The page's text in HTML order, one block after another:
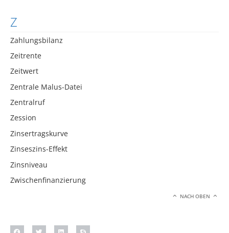
Z
Zahlungsbilanz
Zeitrente
Zeitwert
Zentrale Malus-Datei
Zentralruf
Zession
Zinsertragskurve
Zinseszins-Effekt
Zinsniveau
Zwischenfinanzierung
NACH OBEN